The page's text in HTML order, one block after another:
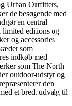
Urban Outfitters,
de besøgende med
en central
limited editions og
og accessories
som
indkøb med
som The North
outdoor-udstyr og
den
et bredt udvalg til